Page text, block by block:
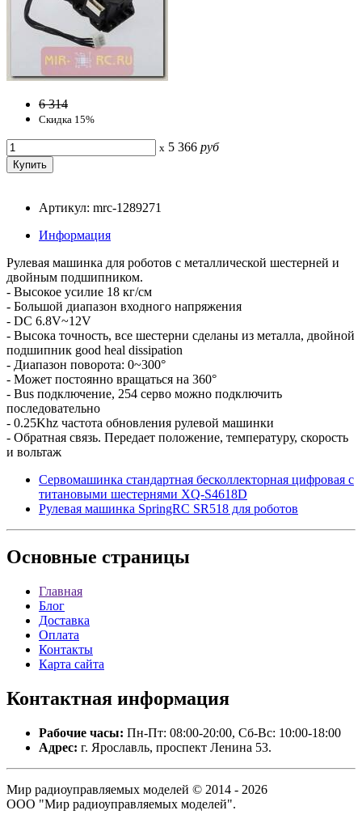
6 314
Скидка 15%
x 5 366 руб
Артикул: mrc-1289271
Информация
Рулевая машинка для роботов с металлической шестерней и
двойным подшипником.
- Высокое усилие 18 кг/см
- Большой диапазон входного напряжения
- DC 6.8V~12V
- Высока точность, все шестерни сделаны из металла, двойной
подшипник good heal dissipation
- Диапазон поворота: 0~300°
- Может постоянно вращаться на 360°
- Bus подключение, 254 серво можно подключить
последовательно
- 0.25Khz частота обновления рулевой машинки
- Обратная связь. Передает положение, температуру, скорость
и вольтаж
Сервомашинка стандартная бесколлекторная цифровая с
титановыми шестернями XQ-S4618D
Рулевая машинка SpringRC SR518 для роботов
Основные страницы
Главная
Блог
Доставка
Оплата
Контакты
Карта сайта
Контактная информация
Рабочие часы: Пн-Пт: 08:00-20:00, Сб-Вс: 10:00-18:00
Адрес: г. Ярославль, проспект Ленина 53.
Мир радиоуправляемых моделей © 2014 - 2026
ООО "Мир радиоуправляемых моделей".